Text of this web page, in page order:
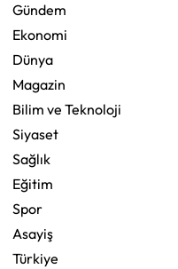
Gündem
Ekonomi
Dünya
Magazin
Bilim ve Teknoloji
Siyaset
Sağlık
Eğitim
Spor
Asayiş
Türkiye